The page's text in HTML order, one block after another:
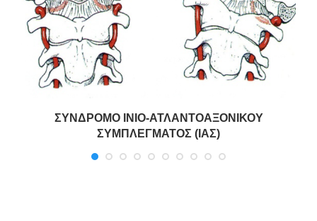
ΣΥΝΔΡΟΜΟ ΙΝΙΟ-ΑΤΛΑΝΤΟΑΞΟΝΙΚΟΥ
ΣΥΜΠΛΕΓΜΑΤΟΣ (ΙΑΣ)